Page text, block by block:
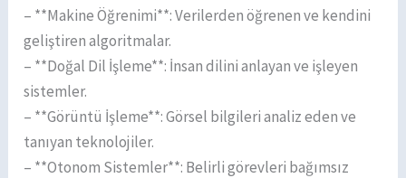
– **Makine Öğrenimi**: Verilerden öğrenen ve kendini
geliştiren algoritmalar.
– **Doğal Dil İşleme**: İnsan dilini anlayan ve işleyen
sistemler.
– **Görüntü İşleme**: Görsel bilgileri analiz eden ve
tanıyan teknolojiler.
– **Otonom Sistemler**: Belirli görevleri bağımsız